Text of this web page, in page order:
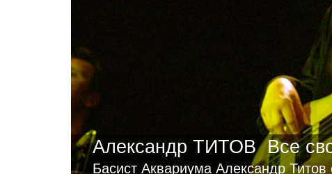
Александр ТИТОВ Все
Басист Аквариума Александр